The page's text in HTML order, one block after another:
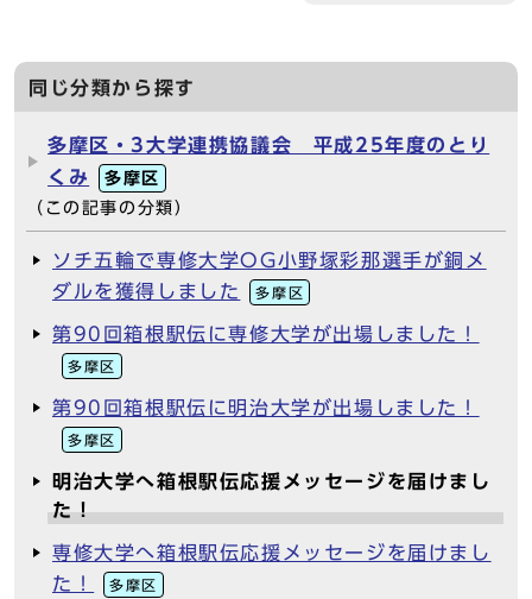
同じ分類から探す
多摩区・3大学連携協議会 平成25年度のとり
くみ
多摩区
（この記事の分類）
ソチ五輪で専修大学OG小野塚彩那選手が銅メ
ダルを獲得しました
多摩区
第90回箱根駅伝に専修大学が出場しました！
多摩区
第90回箱根駅伝に明治大学が出場しました！
多摩区
明治大学へ箱根駅伝応援メッセージを届けまし
た！
専修大学へ箱根駅伝応援メッセージを届けまし
た！
多摩区